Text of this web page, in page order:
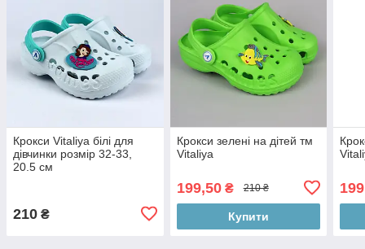
Крокси Vitaliya білі для
дівчинки розмір 32-33,
20.5 см
210 ₴
Крокси зелені на дітей тм
Vitaliya
199,50₴ 210 ₴
Купити